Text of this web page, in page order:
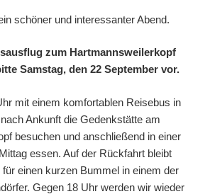
schöner und interessanter Abend.
zum Hartmannsweilerkopf
Samstag, den 22 September vor.
mit einem komfortablen Reisebus in
Ankunft die Gedenkstätte am
besuchen und anschließend in einer
essen. Auf der Rückfahrt bleibt
einen kurzen Bummel in einem der
Gegen 18 Uhr werden wir wieder